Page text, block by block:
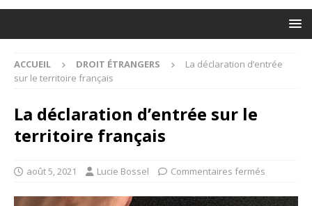
ACCUEIL DROIT ÉTRANGERS
La déclaration d’entrée
sur le territoire français
La déclaration d’entrée sur le
territoire français
août 5, 2021 Lucie Bossel Commentaires fermés